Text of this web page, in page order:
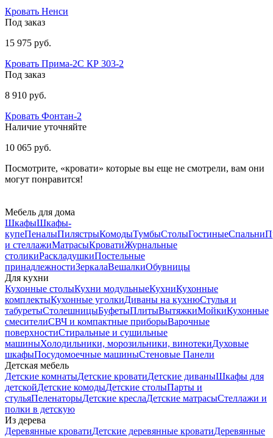
Кровать Ненси
Под заказ
15 975 руб.
Кровать Прима-2C КР 303-2
Под заказ
8 910 руб.
Кровать Фонтан-2
Наличие уточняйте
10 065 руб.
Посмотрите, «кровати» которые вы еще не смотрели, вам они
могут понравится!
Мебель для дома
ШкафыШкафы-
купеПеналыПилястрыКомодыТумбыСтолыГостиныеСпальни
и стеллажиМатрасыКроватиЖурнальные
столикиРаскладушкиПостельные
принадлежностиЗеркалаВешалкиОбувницы
Для кухни
Кухонные столыКухни модульныеКухниКухонные
комплектыКухонные уголкиДиваны на кухнюСтулья и
табуретыСтолешницыБуфетыПлитыВытяжкиМойкиКухонные
смесителиСВЧ и компактные приборыВарочные
поверхностиСтиральные и сушильные
машиныХолодильники, морозильники, винотекиДуховые
шкафыПосудомоечные машиныСтеновые Панели
Детская мебель
Детские комнатыДетские кроватиДетские диваныШкафы для
детскойДетские комодыДетские столыПарты и
стульяПеленаторыДетские креслаДетские матрасыСтеллажи и
полки в детскую
Из дерева
Деревянные кроватиДетские деревянные кроватиДеревянные